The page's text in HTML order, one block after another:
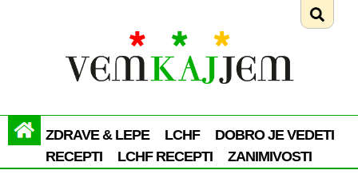
ZDRAVE & LEPE LCHF
DOBRO JE VEDETI
RECEPTI
LCHF RECEPTI ZANIMIVOSTI